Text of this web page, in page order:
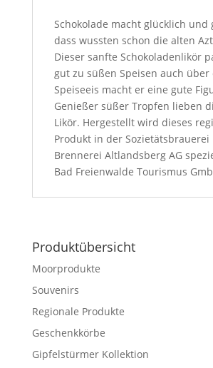
Schokolade macht glücklich und
dass wussten schon die alten
Dieser sanfte Schokoladenlikör
gut zu süßen Speisen auch über
Speiseeis macht er eine gute
Genießer süßer Tropfen lieben
Likör. Hergestellt wird dieses
Produkt in der Sozietätsbrauerei
Brennerei Altlandsberg AG
Bad Freienwalde Tourismus
Produktübersicht
Moorprodukte
Souvenirs
Regionale Produkte
Geschenkkörbe
Gipfelstürmer Kollektion